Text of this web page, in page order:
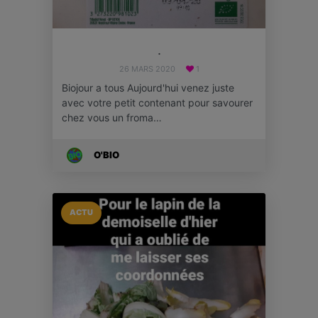
.
26 MARS 2020 1
Biojour a tous Aujourd'hui venez juste
avec votre petit contenant pour savourer
chez vous un froma…
O'BIO
ACTU